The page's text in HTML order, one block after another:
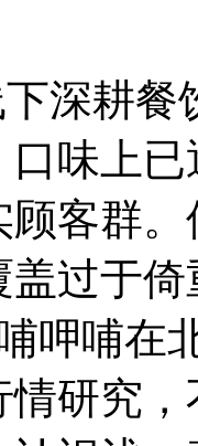
深耕餐
味上
顾客群
盖过于
呷哺在
情研究